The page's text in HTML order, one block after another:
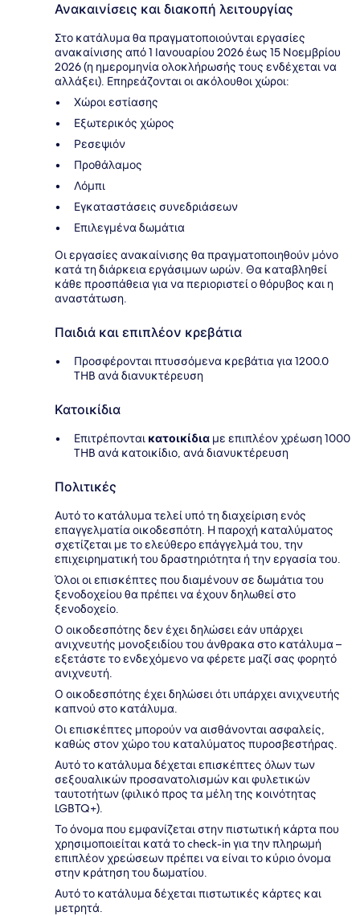
Ανακαινίσεις και διακοπή λειτουργίας
Στο κατάλυμα θα πραγματοποιούνται εργασίες
ανακαίνισης από 1 Ιανουαρίου 2026 έως 15 Νοεμβρίου
2026 (η ημερομηνία ολοκλήρωσής τους ενδέχεται να
αλλάξει). Επηρεάζονται οι ακόλουθοι χώροι:
Χώροι εστίασης
Εξωτερικός χώρος
Ρεσεψιόν
Προθάλαμος
Λόμπι
Εγκαταστάσεις συνεδριάσεων
Επιλεγμένα δωμάτια
Οι εργασίες ανακαίνισης θα πραγματοποιηθούν μόνο
κατά τη διάρκεια εργάσιμων ωρών. Θα καταβληθεί
κάθε προσπάθεια για να περιοριστεί ο θόρυβος και η
αναστάτωση.
Παιδιά και επιπλέον κρεβάτια
Προσφέρονται πτυσσόμενα κρεβάτια για 1200.0
THB ανά διανυκτέρευση
Κατοικίδια
Επιτρέπονται κατοικίδια με επιπλέον χρέωση 1000
THB ανά κατοικίδιο, ανά διανυκτέρευση
Πολιτικές
Αυτό το κατάλυμα τελεί υπό τη διαχείριση ενός
επαγγελματία οικοδεσπότη. Η παροχή καταλύματος
σχετίζεται με το ελεύθερο επάγγελμά του, την
επιχειρηματική του δραστηριότητα ή την εργασία του.
Όλοι οι επισκέπτες που διαμένουν σε δωμάτια του
ξενοδοχείου θα πρέπει να έχουν δηλωθεί στο
ξενοδοχείο.
Ο οικοδεσπότης δεν έχει δηλώσει εάν υπάρχει
ανιχνευτής μονοξειδίου του άνθρακα στο κατάλυμα –
εξετάστε το ενδεχόμενο να φέρετε μαζί σας φορητό
ανιχνευτή.
Ο οικοδεσπότης έχει δηλώσει ότι υπάρχει ανιχνευτής
καπνού στο κατάλυμα.
Οι επισκέπτες μπορούν να αισθάνονται ασφαλείς,
καθώς στον χώρο του καταλύματος πυροσβεστήρας.
Αυτό το κατάλυμα δέχεται επισκέπτες όλων των
σεξουαλικών προσανατολισμών και φυλετικών
ταυτοτήτων (φιλικό προς τα μέλη της κοινότητας
LGBTQ+).
Το όνομα που εμφανίζεται στην πιστωτική κάρτα που
χρησιμοποιείται κατά το check-in για την πληρωμή
επιπλέον χρεώσεων πρέπει να είναι το κύριο όνομα
στην κράτηση του δωματίου.
Αυτό το κατάλυμα δέχεται πιστωτικές κάρτες και
μετρητά.